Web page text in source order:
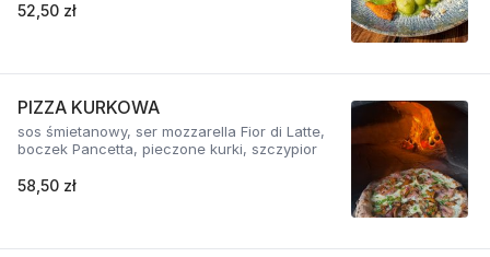
52,50 zł
PIZZA KURKOWA
sos śmietanowy, ser mozzarella Fior di Latte,
boczek Pancetta, pieczone kurki, szczypior
58,50 zł